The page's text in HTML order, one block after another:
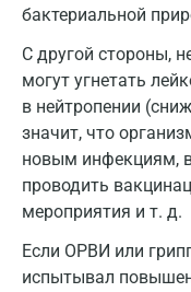
бактериальной
С другой стороны,
могут угнетать
в нейтропении
значит, что
новым инфекциям, в
проводить
мероприятия и т. д.
Если ОРВИ или
испытывал
Калуга
Кемерово
Ковров
Коломна
Королев
Котельники